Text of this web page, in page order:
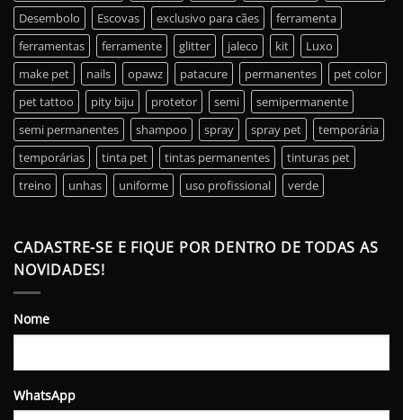
Desembolo
Escovas exclusivo para cães
ferramenta
ferramentas
ferramente glitter jaleco kit
Luxo
make pet
nails opawz patacure permanentes
pet color
pet tattoo
pity biju protetor semi
semipermanente
semi permanentes
shampoo spray spray pet
temporária
temporárias
tinta pet tintas permanentes
tinturas pet
treino
unhas uniforme uso profissional verde
CADASTRE-SE E FIQUE POR DENTRO DE TODAS AS
NOVIDADES!
Nome
WhatsApp